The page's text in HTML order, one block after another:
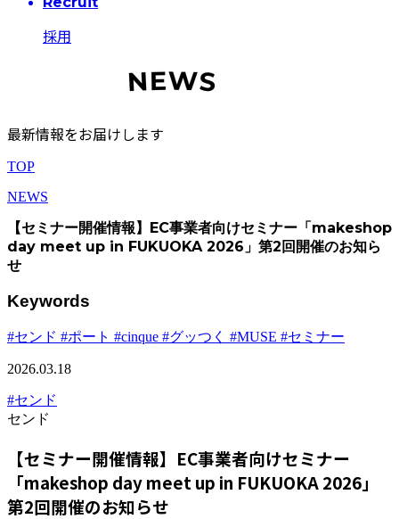
採用
最新情報をお届けします
TOP
NEWS
【セミナー開催情報】EC事業者向けセミナー「makeshop
day meet up in FUKUOKA 2026」第2回開催のお知ら
せ
Keywords
#センド #ポート #cinque #グッつく #MUSE #セミナー
2026.03.18
#センド
センド
【セミナー開催情報】EC事業者向けセミナー
「makeshop day meet up in FUKUOKA 2026」
第2回開催のお知らせ